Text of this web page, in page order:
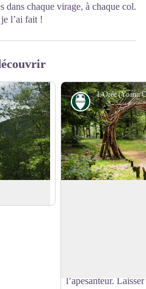
dans chaque virage, à chaque col.
l’ai fait !
Savoir-faire
l’apesanteur.